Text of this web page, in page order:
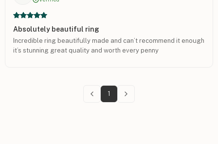
Absolutely beautiful ring
Incredible ring beautifully made and can’t recommend it enough
it’s stunning great quality and worth every penny
1